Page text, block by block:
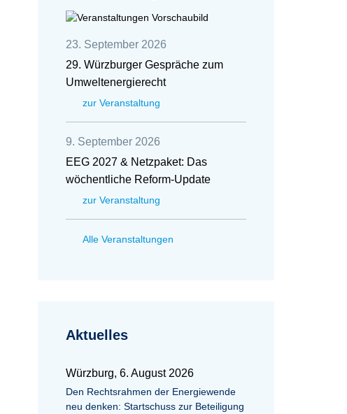
23. September 2026
29. Würzburger Gespräche zum
Umweltenergierecht
zur Veranstaltung
9. September 2026
EEG 2027 & Netzpaket: Das
wöchentliche Reform-Update
zur Veranstaltung
Alle Veranstaltungen
Aktuelles
Würzburg, 6. August 2026
Den Rechtsrahmen der Energiewende
neu denken: Startschuss zur Beteiligung